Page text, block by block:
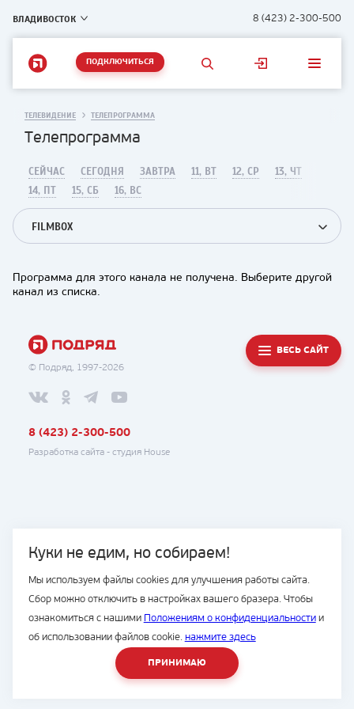
ВЛАДИВОСТОК 8 (423) 2-300-500
ПОДКЛЮЧИТЬСЯ
Куки не едим, но собираем!
Мы используем файлы cookies для улучшения работы сайта.
Сбор можно отключить в настройках вашего бразера. Чтобы
ознакомиться с нашими Положениям о конфиденциальностии
об использовании файлов cookie. нажмите здесь
ПРИНИМАЮ
ТЕЛЕВИДЕНИЕ ТЕЛЕПРОГРАММА
Телепрограмма
СЕЙЧАС СЕГОДНЯ ЗАВТРА 11, ВТ 12, СР
13, ЧТ
14, ПТ
15, СБ 16, ВС
FILMBOX
Программа для этого канала не получена. Выберите другой
канал из списка.
© Подряд, 1997-2026
ВЕСЬ САЙТ
8 (423) 2-300-500
Разработка сайта - студия House